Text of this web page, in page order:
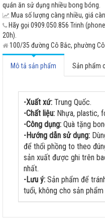
quán ăn sử dụng nhiều bong bóng.
Mua số lượng càng nhiều, giá
Hãy gọi 0909.050.856 Trinh
20h).
100/35 đường Cô Bắc, phường Cô
Mô tả sản phẩm Sản phẩm
-Xuất xứ: Trung Quốc.
-Chất liệu: Nhựa, plastic,
-Công dụng: Quà tặng
-Hướng dẫn sử dụng:
để thổi phồng to theo
sản xuất được ghi trên
nhất.
-Lưu ý: Sản phẩm để
tuổi, không cho sản